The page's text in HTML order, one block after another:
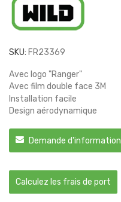
SKU: FR23369
Avec logo "Ranger"
Avec film double face 3M
Installation facile
Design aérodynamique
Demande d'information
Calculez les frais de port